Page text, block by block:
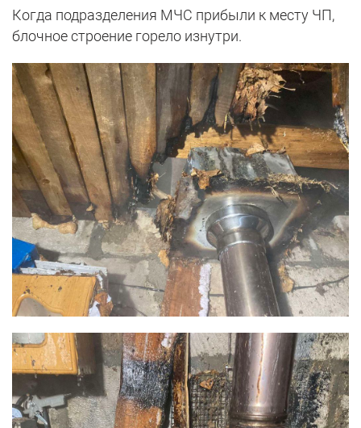
Когда подразделения МЧС прибыли к месту ЧП,
блочное строение горело изнутри.